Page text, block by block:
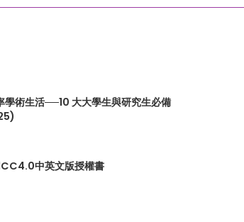
學術生活──10 大大學生與研究生必備
中英文版授權書